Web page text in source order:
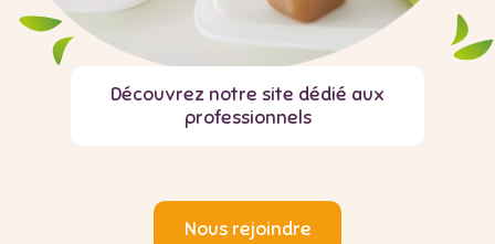
Découvrez notre site dédié aux
professionnels
Nous rejoindre